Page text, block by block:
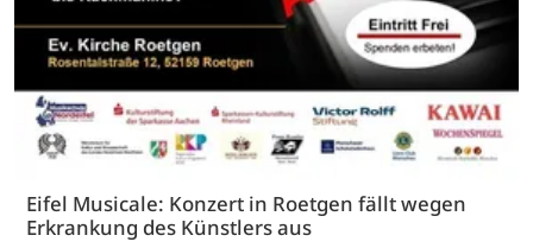
Eifel Musicale: Konzert in Roetgen fällt wegen
Erkrankung des Künstlers aus